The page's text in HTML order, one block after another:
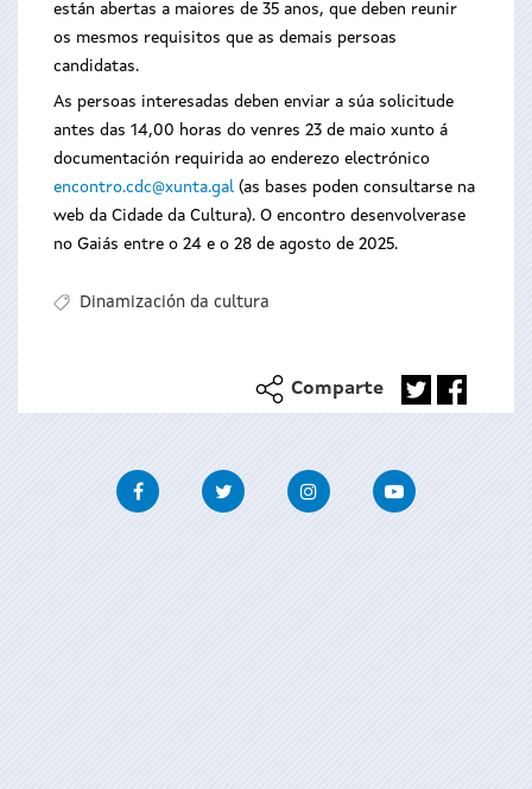
están abertas a maiores de 35 anos, que deben reunir
os mesmos requisitos que as demais persoas
candidatas.
As persoas interesadas deben enviar a súa solicitude
antes das 14,00 horas do venres 23 de maio xunto á
documentación requirida ao enderezo electrónico
encontro.cdc@xunta.gal (as bases poden consultarse na
web da Cidade da Cultura). O encontro desenvolverase
no Gaiás entre o 24 e o 28 de agosto de 2025.
Dinamización da cultura
Comparte
FacebookTwitter InstagramYoutube